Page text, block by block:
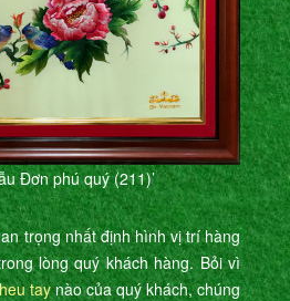
Đơn phú quý (211)’
trọng nhất định hình vị trí hàng
lòng quý khách hàng. Bỏi vì
taynào của quý khách, chúng